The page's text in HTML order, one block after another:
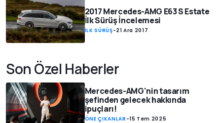
2017 Mercedes-AMG E63 S Estate
İlk Sürüş İncelemesi
İLK SÜRÜŞ-21 Ara 2017
Son Özel Haberler
Mercedes-AMG'nin tasarım
şefinden gelecek hakkında
ipuçları!
ÖNE ÇIKANLAR -15 Tem 2025